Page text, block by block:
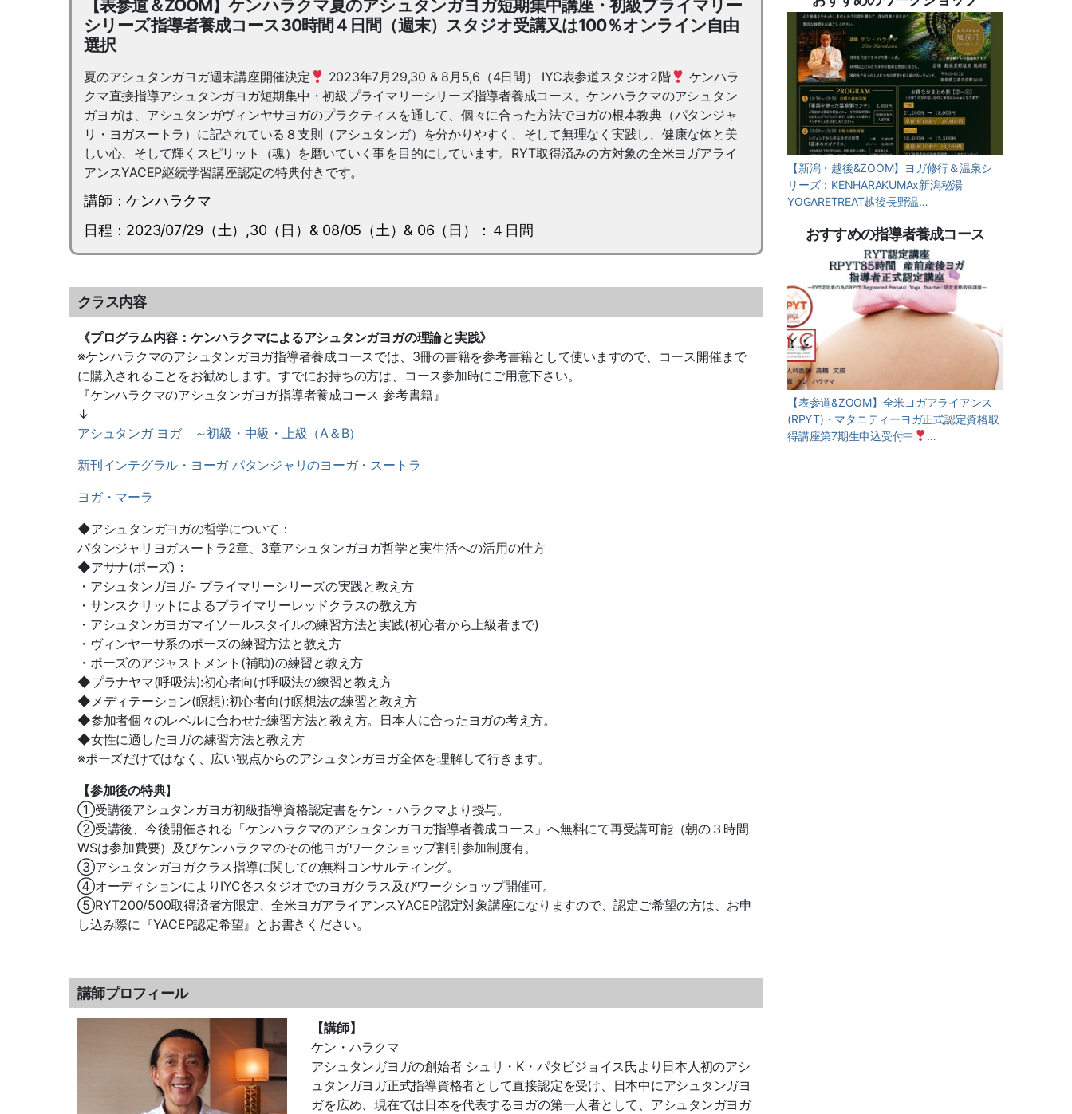
【表参道＆ZOOM】ケンハラクマ夏のアシュタンガヨガ短期集中講座・初級プライマリー
シリーズ指導者養成コース30時間４日間（週末）スタジオ受講又は100％オンライン自由
選択
夏のアシュタンガヨガ週末講座開催決定 2023年7月29,30 & 8月5,6（4日間） IYC表参道スタジオ2階
ケンハラ
クマ直接指導アシュタンガヨガ短期集中・初級プライマリーシリーズ指導者養成コース。ケンハラクマのアシュタン
ガヨガは、アシュタンガヴィンヤサヨガのプラクティスを通して、個々に合った方法でヨガの根本教典（パタンジャ
リ・ヨガスートラ）に記されている８支則（アシュタンガ）を分かりやすく、そして無理なく実践し、健康な体と美
しい心、そして輝くスピリット（魂）を磨いていく事を目的にしています。RYT取得済みの方対象の全米ヨガアライ
アンスYACEP継続学習講座認定の特典付きです。
講師：ケンハラクマ
日程：2023/07/29（土）,30（日）& 08/05（土）& 06（日）：４日間
クラス内容
《プログラム内容：ケンハラクマによるアシュタンガヨガの理論と実践》
※ケンハラクマのアシュタンガヨガ指導者養成コースでは、3冊の書籍を参考書籍として使いますので、コース開催まで
に購入されることをお勧めします。すでにお持ちの方は、コース参加時にご用意下さい。
『ケンハラクマのアシュタンガヨガ指導者養成コース 参考書籍』
↓
アシュタンガ ヨガ ～初級・中級・上級（A＆B）
新刊インテグラル・ヨーガ パタンジャリのヨーガ・スートラ
ヨガ・マーラ
◆アシュタンガヨガの哲学について：
パタンジャリヨガスートラ2章、3章アシュタンガヨガ哲学と実生活への活用の仕方
◆アサナ(ポーズ)：
・アシュタンガヨガ- プライマリーシリーズの実践と教え方
・サンスクリットによるプライマリーレッドクラスの教え方
・アシュタンガヨガマイソールスタイルの練習方法と実践(初心者から上級者まで)
・ヴィンヤーサ系のポーズの練習方法と教え方
・ポーズのアジャストメント(補助)の練習と教え方
◆プラナヤマ(呼吸法):初心者向け呼吸法の練習と教え方
◆メディテーション(瞑想):初心者向け瞑想法の練習と教え方
◆参加者個々のレベルに合わせた練習方法と教え方。日本人に合ったヨガの考え方。
◆女性に適したヨガの練習方法と教え方
※ポーズだけではなく、広い観点からのアシュタンガヨガ全体を理解して行きます。
【参加後の特典】
①受講後アシュタンガヨガ初級指導資格認定書をケン・ハラクマより授与。
②受講後、今後開催される「ケンハラクマのアシュタンガヨガ指導者養成コース」へ無料にて再受講可能（朝の３時間
WSは参加費要）及びケンハラクマのその他ヨガワークショップ割引参加制度有。
③アシュタンガヨガクラス指導に関しての無料コンサルティング。
④オーディションによりIYC各スタジオでのヨガクラス及びワークショップ開催可。
⑤RYT200/500取得済者方限定、全米ヨガアライアンスYACEP認定対象講座になりますので、認定ご希望の方は、お申
し込み際に『YACEP認定希望』とお書きください。
講師プロフィール
【講師】
ケン・ハラクマ
アシュタンガヨガの創始者 シュリ・K・パタビジョイス氏より日本人初のアシ
ュタンガヨガ正式指導資格者として直接認定を受け、日本中にアシュタンガヨ
ガを広め、現在では日本を代表するヨガの第一人者として、アシュタンガヨガ
【新潟・越後&ZOOM】ヨガ修行＆温泉シ
リーズ：KENHARAKUMAx新潟秘湯
YOGARETREAT越後長野温…
おすすめの指導者養成コース
【表参道&ZOOM】全米ヨガアライアンス
(RPYT)・マタニティーヨガ正式認定資格取
得講座第7期生申込受付中
…